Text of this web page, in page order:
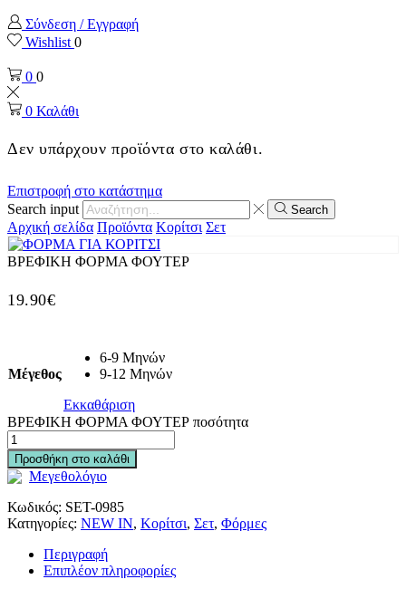
Σύνδεση / Εγγραφή
Wishlist 0
0 0
0 Καλάθι
Δεν υπάρχουν προϊόντα στο καλάθι.
Επιστροφή στο κατάστημα
Search input
Search
Αρχική σελίδα Προϊόντα Κορίτσι Σετ
ΒΡΕΦΙΚΗ ΦΟΡΜΑ ΦΟΥΤΕΡ
19.90€
Μέγεθος
6-9 Μηνών
9-12 Μηνών
Εκκαθάριση
ΒΡΕΦΙΚΗ ΦΟΡΜΑ ΦΟΥΤΕΡ ποσότητα
Προσθήκη στο καλάθι
Μεγεθολόγιο
Κωδικός: SET-0985
Κατηγορίες: NEW IN, Κορίτσι, Σετ, Φόρμες
Περιγραφή
Επιπλέον πληροφορίες